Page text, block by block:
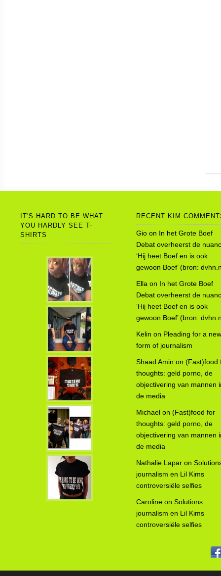
IT'S HARD TO BE WHAT
YOU HARDLY SEE T-
SHIRTS
RECENT KIM
Gio on In het Grote Boef
Debat overheerst de
‘Hij heet Boef en is ook
gewoon Boef’ (bron:
Ella on In het Grote Boef
Debat overheerst de
‘Hij heet Boef en is ook
gewoon Boef’ (bron:
Kelin on Pleading for a new
form of journalism
Shaad Amin on (Fast)food
thoughts: geld porno, de
objectivering van mannen
de media
Michael on (Fast)food for
thoughts: geld porno, de
objectivering van mannen
de media
Nathalie Lapar on
journalism en Lil Kims
controversiële selfies
Caroline on Solutions
journalism en Lil Kims
controversiële selfies